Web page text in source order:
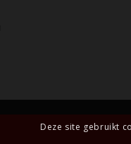
Deze site gebruikt